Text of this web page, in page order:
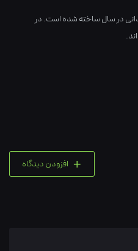
در سال ساخته شده است. در
+ افزودن دیدگاه